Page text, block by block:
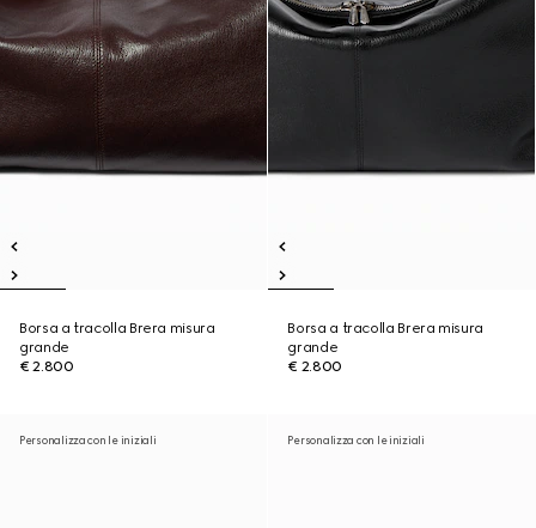
Borsa a tracolla Brera misura
grande
€ 2.800
Borsa a tracolla Brera misura
grande
€ 2.800
Personalizza con le iniziali Personalizza con le iniziali